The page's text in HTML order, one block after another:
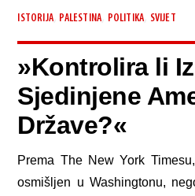
ISTORIJA PALESTINA POLITIKA SVIJET
»Kontrolira li
Sjedinjene
Države?«
Prema The New York
osmišljen u Washingtonu,